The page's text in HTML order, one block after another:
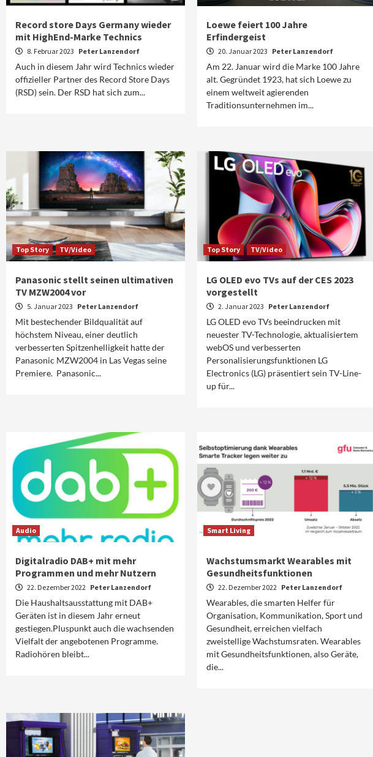
Record store Days Germany wieder
mit HighEnd-Marke Technics
8. Februar 2023 Peter Lanzendorf
Auch in diesem Jahr wird Technics wieder
offizieller Partner des Record Store Days
(RSD) sein. Der RSD hat sich zum...
Loewe feiert 100 Jahre
Erfindergeist
20. Januar 2023 Peter Lanzendorf
Am 22. Januar wird die Marke 100 Jahre
alt. Gegründet 1923, hat sich Loewe zu
einem weltweit agierenden
Traditionsunternehmen im...
Top Story TV/Video
Panasonic stellt seinen ultimativen
TV MZW2004 vor
5. Januar 2023 Peter Lanzendorf
Mit bestechender Bildqualität auf
höchstem Niveau, einer deutlich
verbesserten Spitzenhelligkeit hatte der
Panasonic MZW2004 in Las Vegas seine
Premiere. Panasonic...
Top Story TV/Video
LG OLED evo TVs auf der CES 2023
vorgestellt
2. Januar 2023 Peter Lanzendorf
LG OLED evo TVs beeindrucken mit
neuester TV-Technologie, aktualisiertem
webOS und verbesserten
Personalisierungsfunktionen LG
Electronics (LG) präsentiert sein TV-Line-
up für...
Audio
Digitalradio DAB+ mit mehr
Programmen und mehr Nutzern
22. Dezember 2022 Peter Lanzendorf
Die Haushaltsausstattung mit DAB+
Geräten ist in diesem Jahr erneut
gestiegen.Pluspunkt auch die wachsenden
Vielfalt der angebotenen Programme.
Radiohören bleibt...
Smart Living
Wachstumsmarkt Wearables mit
Gesundheitsfunktionen
22. Dezember 2022 Peter Lanzendorf
Wearables, die smarten Helfer für
Organisation, Kommunikation, Sport und
Gesundheit, erreichen vielfach
zweistellige Wachstumsraten. Wearables
mit Gesundheitsfunktionen, also Geräte,
die...